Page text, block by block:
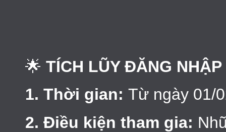
🌟 TÍCH LŨY ĐĂNG NHẬP
1. Thời gian: Từ ngày 01/
2. Điều kiện tham gia: